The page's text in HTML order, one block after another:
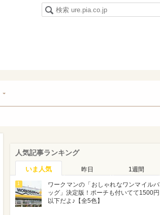
人気記事ランキング
いま人気 昨日 1週間
1
ワークマンの「おしゃれなワンマイルバ
ッグ」決定版！ポーチも付いてて1500円
以下だよ♪【全5色】